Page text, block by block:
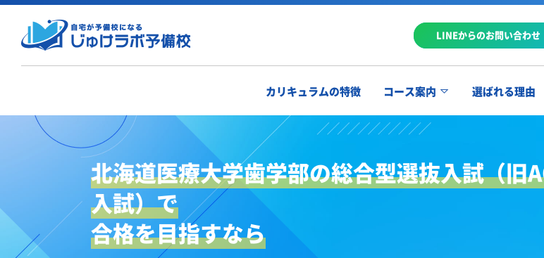
LINEからのお問い合わせ
カリキュラムの特徴 コース案内 選ばれる理由
北海道医療大学歯学部の総合型選抜入試（旧
入試）で
合格を目指すなら